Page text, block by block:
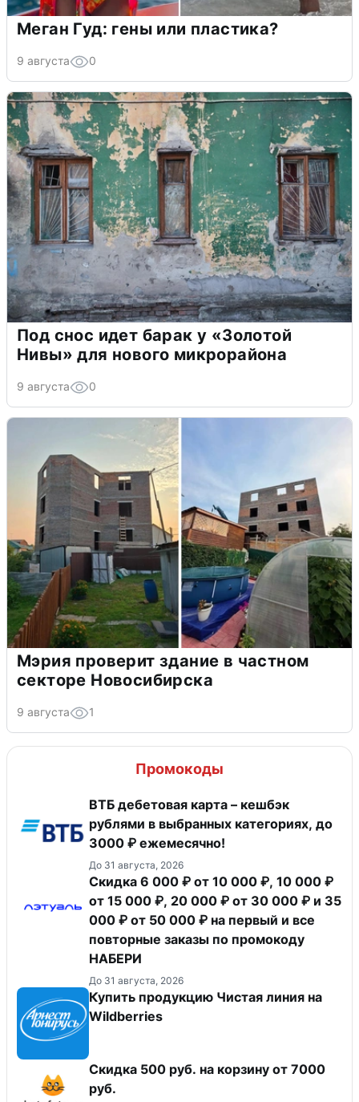
Меган Гуд: гены или пластика?
9 августа 0
Под снос идет барак у «Золотой
Нивы» для нового микрорайона
9 августа 0
Мэрия проверит здание в частном
секторе Новосибирска
9 августа 1
Промокоды
ВТБ дебетовая карта – кешбэк
рублями в выбранных категориях, до
3000 ₽ ежемесячно!
До 31 августа, 2026
Скидка 6 000 ₽ от 10 000 ₽, 10 000 ₽
от 15 000 ₽, 20 000 ₽ от 30 000 ₽ и 35
000 ₽ от 50 000 ₽ на первый и все
повторные заказы по промокоду
НАБЕРИ
До 31 августа, 2026
Купить продукцию Чистая линия на
Wildberries
Скидка 500 руб. на корзину от 7000
руб.